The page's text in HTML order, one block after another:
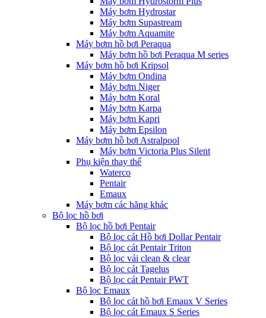
Máy bơm Hydrostar
Máy bơm Supastream
Máy bơm Aquamite
Máy bơm hồ bơi Peraqua
Máy bơm hồ bơi Peraqua M series
Máy bơm hồ bơi Kripsol
Máy bơm Ondina
Máy bơm Niger
Máy bơm Koral
Máy bơm Karpa
Máy bơm Kapri
Máy bơm Epsilon
Máy bơm hồ bơi Astralpool
Máy bơm Victoria Plus Silent
Phụ kiện thay thế
Waterco
Pentair
Emaux
Máy bơm các hãng khác
Bộ lọc hồ bơi
Bộ lọc hồ bơi Pentair
Bộ lọc cát Hồ bơi Dollar Pentair
Bộ lọc cát Pentair Triton
Bộ lọc vải clean & clear
Bộ lọc cát Tagelus
Bộ lọc cát Pentair PWT
Bộ lọc Emaux
Bộ lọc cát hồ bơi Emaux V Series
Bộ lọc cát Emaux S Series